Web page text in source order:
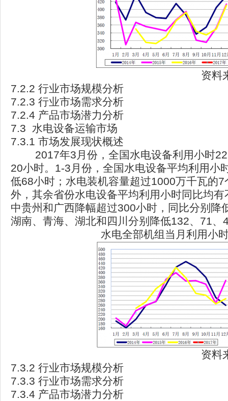
资料
7.2.2 行业市场规模分析
7.2.3 行业市场需求分析
7.2.4 产品市场潜力分析
7.3 水电设备运输市场
7.3.1 市场发展现状概述
2017年3月份，全国水电设备利用小时
20小时。1-3月份，全国水电设备平均利用小
低68小时；水电装机容量超过1000万千瓦的
外，其余省份水电设备平均利用小时同比均
中贵州和广西降幅超过300小时，同比分别降
湖南、青海、湖北和四川分别降低132、71、
水电全部机组当月利用小
资料
7.3.2 行业市场规模分析
7.3.3 行业市场需求分析
7.3.4 产品市场潜力分析